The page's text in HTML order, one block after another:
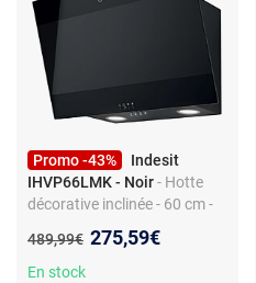
Promo -43%
Indesit
IHVP66LMK - Noir- Hotte
décorative inclinée - 60 cm -
Ancien prix :
489,99€ Nouveau prix :
275,59€
En stock